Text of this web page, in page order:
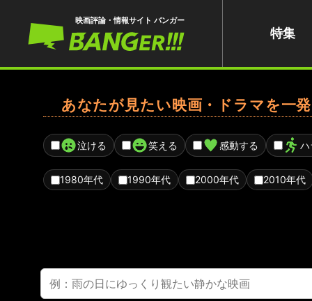
映画評論・情報サイト バンガー
特集
あなたが見たい映画・ドラマを一
泣ける 笑える 感動する ハ
1980年代 1990年代 2000年代 2010年代